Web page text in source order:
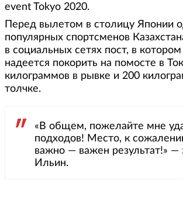
event Tokyo 2020.
Перед вылетом в столицу Японии
популярных спортсменов
в социальных сетях пост, в
надеется покорить на помосте в
килограммов в рывке и 200
толчке.
«В общем, пожелайте мне
подходов! Место, к
важно — важен результат!» —
Ильин.